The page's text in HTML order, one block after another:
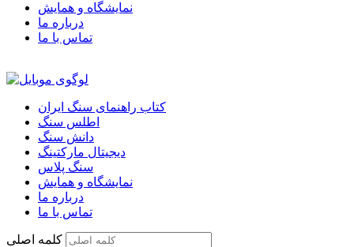
نمایشگاه و همایش
درباره ما
تماس با ما
کتاب راهنمای سنگ ایران
اطلس سنگ
دانش سنگ
دیجیتال مارکتینگ
سنگ پلاس
نمایشگاه و همایش
درباره ما
تماس با ما
کلمه اصلی